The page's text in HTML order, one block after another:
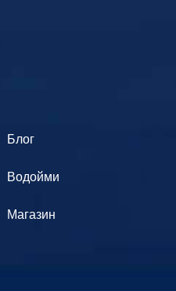
Блог
Водойми
Магазин